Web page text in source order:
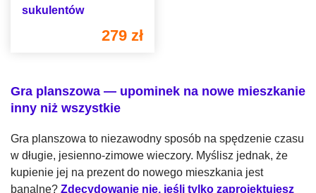
sukulentów
279 zł
Gra planszowa — upominek na nowe mieszkanie
inny niż wszystkie
Gra planszowa to niezawodny sposób na spędzenie czasu
w długie, jesienno-zimowe wieczory. Myślisz jednak, że
kupienie jej na prezent do nowego mieszkania jest
banalne? Zdecydowanie nie, jeśli tylko zaprojektujesz